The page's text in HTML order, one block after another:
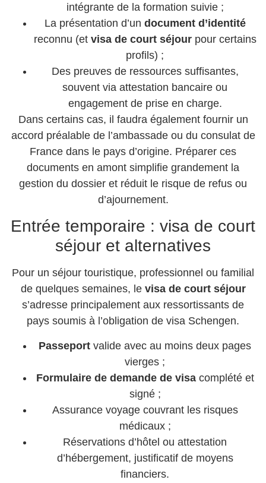
intégrante de la formation suivie ;
La présentation d’un document d’identité
reconnu (et visa de court séjourpour certains
profils) ;
Des preuves de ressources suffisantes,
souvent via attestation bancaire ou
engagement de prise en charge.
Dans certains cas, il faudra également fournir un
accord préalable de l’ambassade ou du consulat de
France dans le pays d’origine. Préparer ces
documents en amont simplifie grandement la
gestion du dossier et réduit le risque de refus ou
d’ajournement.
Entrée temporaire : visa de court
séjour et alternatives
Pour un séjour touristique, professionnel ou familial
de quelques semaines, le visa de court séjour
s’adresse principalement aux ressortissants de
pays soumis à l’obligation de visa Schengen.
Passeport valide avec au moins deux pages
vierges ;
Formulaire de demande de visacomplété et
signé ;
Assurance voyage couvrant les risques
médicaux ;
Réservations d’hôtel ou attestation
d’hébergement, justificatif de moyens
financiers.